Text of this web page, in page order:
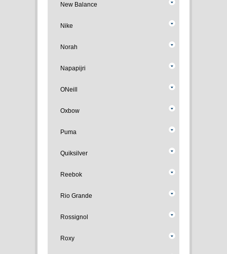
New Balance
Nike
Norah
Napapijri
ONeill
Oxbow
Puma
Quiksilver
Reebok
Rio Grande
Rossignol
Roxy